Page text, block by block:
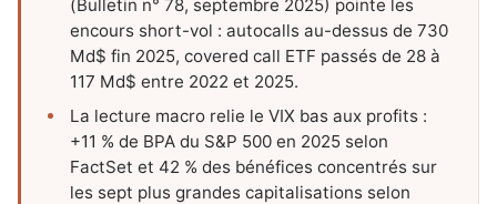
(Bulletin n° 78, septembre 2025) pointe les
encours short-vol : autocalls au-dessus de 730
Md$ fin 2025, covered call ETF passés de 28 à
117 Md$ entre 2022 et 2025.
La lecture macro relie le VIX bas aux profits :
+11 % de BPA du S&P 500 en 2025 selon
FactSet et 42 % des bénéfices concentrés sur
les sept plus grandes capitalisations selon